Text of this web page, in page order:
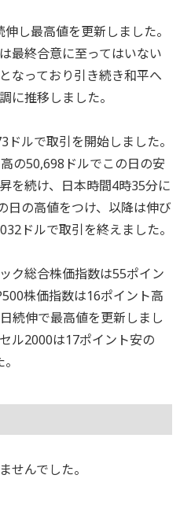
し最高値を更新しました。
最終合意に至ってはいない
なっており引き続き和平へ
に推移しました。
ルで取引を開始しました。
の50,698ドルでこの日の安
を続け、日本時間4時35分に
日の高値をつけ、以降は伸び
ドルで取引を終えました。
ク総合株価指数は55ポイン
株価指数は16ポイント高
続伸で最高値を更新しまし
ル2000は17ポイント安の
せんでした。